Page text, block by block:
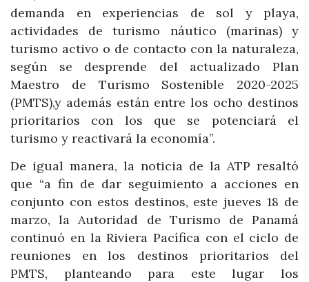
demanda en experiencias de sol y playa,
actividades de turismo náutico (marinas) y
turismo activo o de contacto con la naturaleza,
según se desprende del actualizado Plan
Maestro de Turismo Sostenible 2020-2025
(PMTS),y además están entre los ocho destinos
prioritarios con los que se potenciará el
turismo y reactivará la economía”.
De igual manera, la noticia de la ATP resaltó
que “a fin de dar seguimiento a acciones en
conjunto con estos destinos, este jueves 18 de
marzo, la Autoridad de Turismo de Panamá
continuó en la Riviera Pacífica con el ciclo de
reuniones en los destinos prioritarios del
PMTS, planteando para este lugar los